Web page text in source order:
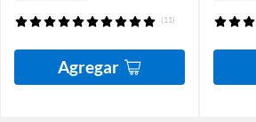
(11)
Agregar